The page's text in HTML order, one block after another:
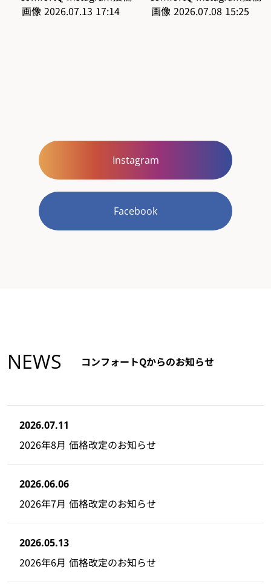
Instagram
Facebook
NEWS コンフォートQからのお知らせ
2026.07.11
2026年8月 価格改定のお知らせ
2026.06.06
2026年7月 価格改定のお知らせ
2026.05.13
2026年6月 価格改定のお知らせ